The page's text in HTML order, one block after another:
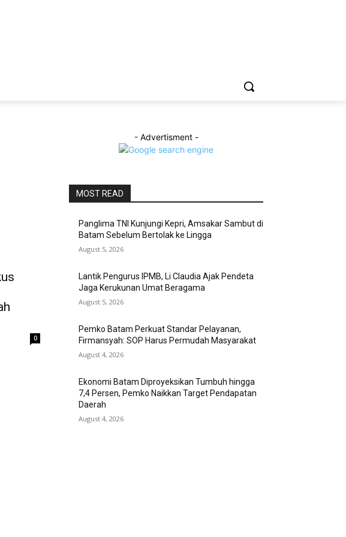
0
- Advertisment -
MOST READ
Panglima TNI Kunjungi Kepri, Amsakar Sambut di
Batam Sebelum Bertolak ke Lingga
August 5, 2026
Lantik Pengurus IPMB, Li Claudia Ajak Pendeta
Jaga Kerukunan Umat Beragama
August 5, 2026
Pemko Batam Perkuat Standar Pelayanan,
Firmansyah: SOP Harus Permudah Masyarakat
August 4, 2026
Ekonomi Batam Diproyeksikan Tumbuh hingga
7,4 Persen, Pemko Naikkan Target Pendapatan
Daerah
August 4, 2026